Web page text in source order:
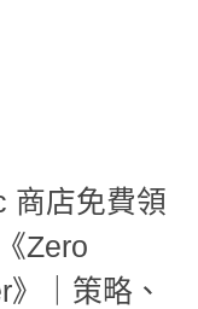
商店免費領
Zero
｜策略、